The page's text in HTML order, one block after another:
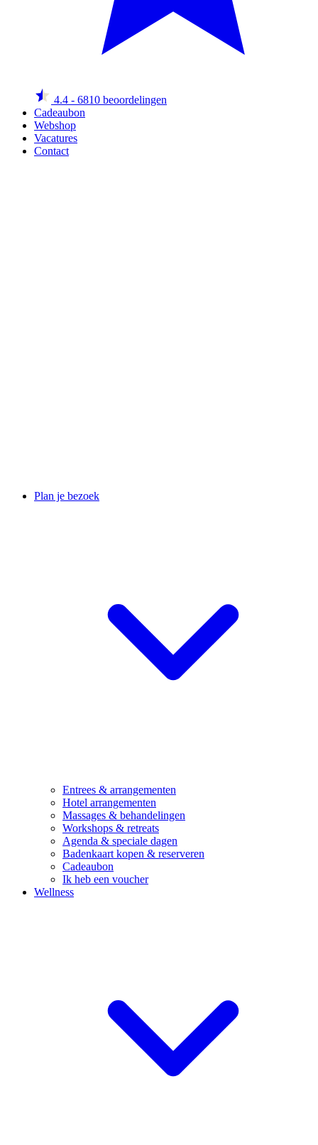
4.4 - 6810 beoordelingen
Cadeaubon
Webshop
Vacatures
Contact
Plan je bezoek
Entrees & arrangementen
Hotel arrangementen
Massages & behandelingen
Workshops & retreats
Agenda & speciale dagen
Badenkaart kopen & reserveren
Cadeaubon
Ik heb een voucher
Wellness